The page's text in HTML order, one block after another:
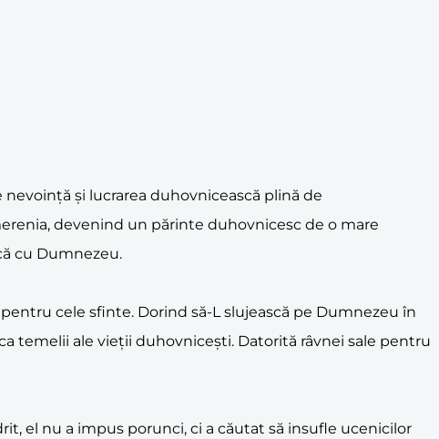
și lucrarea duhovnicească plină de
devenind un părinte duhovnicesc de o mare
cu Dumnezeu.
cele sfinte. Dorind să-L slujească pe Dumnezeu în
temelii ale vieții duhovnicești. Datorită râvnei sale pentru
el nu a impus porunci, ci a căutat să insufle ucenicilor